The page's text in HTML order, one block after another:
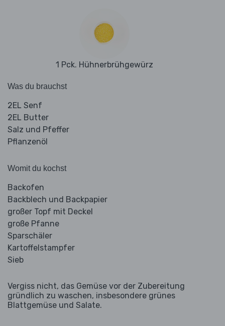
1 Pck. Hühnerbrühgewürz
Was du brauchst
2EL Senf
2EL Butter
Salz und Pfeffer
Pflanzenöl
Womit du kochst
Backofen
Backblech und Backpapier
großer Topf mit Deckel
große Pfanne
Sparschäler
Kartoffelstampfer
Sieb
Vergiss nicht, das Gemüse vor der Zubereitung
gründlich zu waschen, insbesondere grünes
Blattgemüse und Salate.